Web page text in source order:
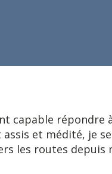
capable répondre
et médité, je
les routes depuis